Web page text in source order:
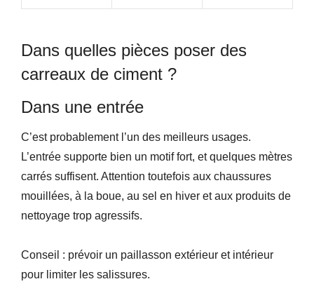
Dans quelles pièces poser des
carreaux de ciment ?
Dans une entrée
C’est probablement l’un des meilleurs usages.
L’entrée supporte bien un motif fort, et quelques mètres
carrés suffisent. Attention toutefois aux chaussures
mouillées, à la boue, au sel en hiver et aux produits de
nettoyage trop agressifs.
Conseil : prévoir un paillasson extérieur et intérieur
pour limiter les salissures.